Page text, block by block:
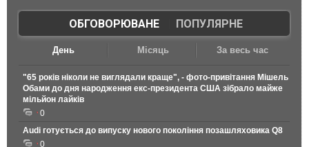
ОБГОВОРЮВАНЕ| ПОПУЛЯРНЕ
День Місяць За весь час
"65 років ніколи не виглядали краще", - фото-привітання Мішель
Обами до дня народження екс-президента США зібрало майже
мільйон лайків
0
Audi готується до випуску нового покоління позашляховика Q8
0